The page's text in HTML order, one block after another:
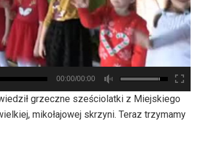
00:00/00:00
grzeczne sześciolatki z Miejskiego
mikołajowej skrzyni. Teraz trzymamy